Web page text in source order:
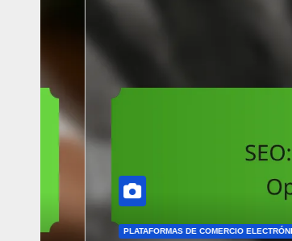
PLATAFORMAS DE COMERCIO ELECTRÓNICO: